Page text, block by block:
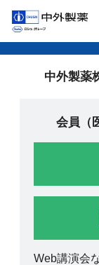
中外製薬
会員（
Web講演会